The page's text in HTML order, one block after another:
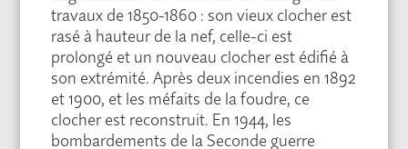
travaux de 1850-1860 : son vieux clocher est
rasé à hauteur de la nef, celle-ci est
prolongé et un nouveau clocher est édifié à
son extrémité. Après deux incendies en 1892
et 1900, et les méfaits de la foudre, ce
clocher est reconstruit. En 1944, les
bombardements de la Seconde guerre